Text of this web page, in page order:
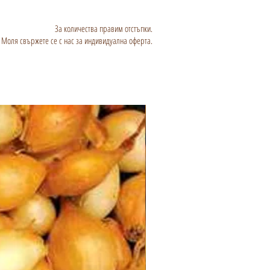
За количества правим отстъпки.
Моля свържете се с нас за индивидуална оферта.